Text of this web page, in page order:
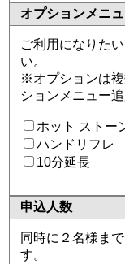
オプションメニ
ご利用になりた
い。
※オプションは
ションメニュー
ホット ストー
ハンドリフレ
10分延長
申込人数
同時に２名様ま
す。